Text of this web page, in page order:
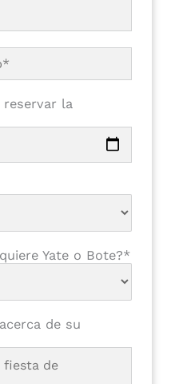
reservar la
Yate o Bote?*
de su